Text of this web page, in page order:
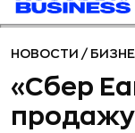
НОВОСТИ /
«Сбер